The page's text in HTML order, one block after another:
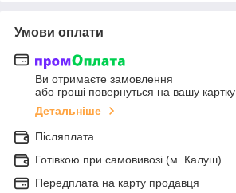
Умови оплати
Ви отримаєте замовлення
або гроші повернуться на вашу картку
Детальніше
Післяплата
Готівкою при самовивозі (м. Калуш)
Передплата на карту продавця